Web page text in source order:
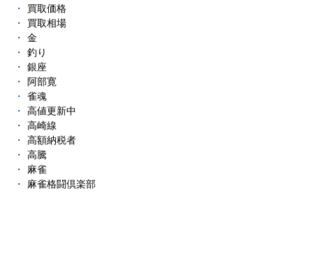
買取価格
買取相場
金
釣り
銀座
阿部寛
雀魂
高値更新中
高崎線
高額納税者
高騰
麻雀
麻雀格闘倶楽部